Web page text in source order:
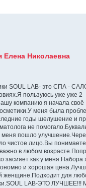
Елена Николаевна
SOUL LAB- это СПА -
пользуюсь уже уже 2
компанию я начала своё
меня была
годы шелушение и
не
меня пошло
чистое лицо.Вы понимаете
в любом
засияет как у меня.Набора
и хорошая
женщине.Подходит для
LAB-ЭТО ЛУЧШЕЕ!!!